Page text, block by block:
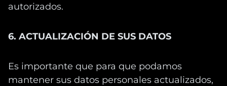
autorizados.
6. ACTUALIZACIÓN DE SUS DATOS
Es importante que para que podamos
mantener sus datos personales actualizados,